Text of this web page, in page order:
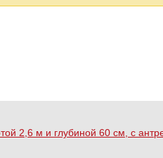
2,6 м и глубиной 60 см, с